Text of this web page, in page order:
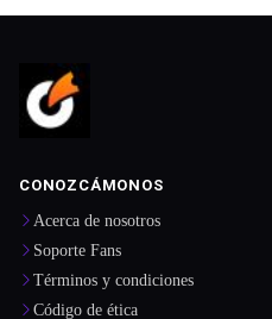
CONOZCÁMONOS
Acerca de nosotros
Soporte Fans
Términos y condiciones
Código de ética